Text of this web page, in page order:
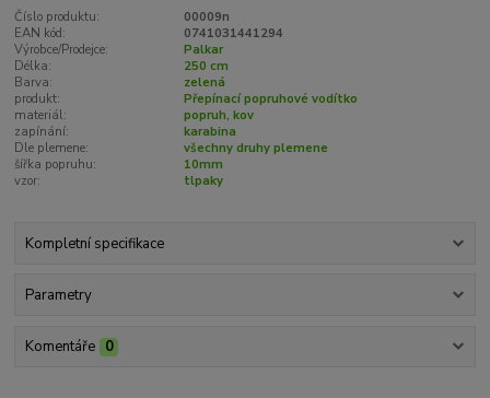
Číslo produktu:
00009n
EAN kód:
0741031441294
Výrobce/Prodejce:
Palkar
Délka:
250 cm
Barva:
zelená
produkt:
Přepínací popruhové vodítko
materiál:
popruh, kov
zapínání:
karabina
Dle plemene:
všechny druhy plemene
šířka popruhu:
10mm
vzor:
tlpaky
Kompletní specifikace
Parametry
Komentáře 0